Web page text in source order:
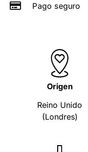
Pago seguro
Origen
Reino Unido
(Londres)